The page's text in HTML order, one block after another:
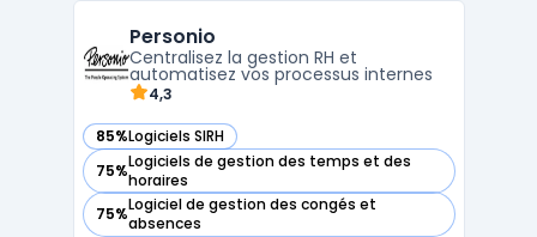
ses outils de reporting et d'analyse, vous
pouve ...
Personio
Centralisez la gestion RH et
automatisez vos processus internes
4,3
85%Logiciels SIRH
— voir Personio dans cette catégorie
75%Logiciels de gestion des temps et des
horaires
— voir Personio dans cette catégorie
75%Logiciel de gestion des congés et
absences
— voir Personio dans cette catégorie